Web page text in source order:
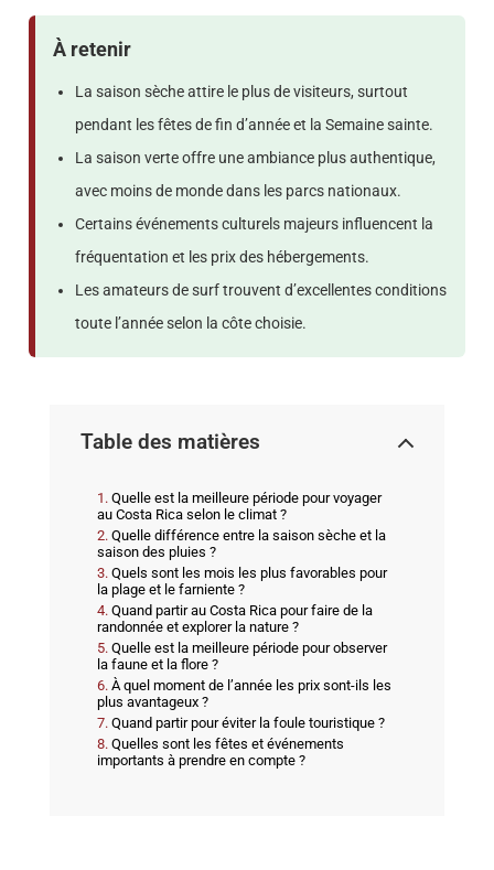
À retenir
La saison sèche attire le plus de visiteurs, surtout
pendant les fêtes de fin d’année et la Semaine sainte.
La saison verte offre une ambiance plus authentique,
avec moins de monde dans les parcs nationaux.
Certains événements culturels majeurs influencent la
fréquentation et les prix des hébergements.
Les amateurs de surf trouvent d’excellentes conditions
toute l’année selon la côte choisie.
Table des matières
Quelle est la meilleure période pour voyager
au Costa Rica selon le climat ?
Quelle différence entre la saison sèche et la
saison des pluies ?
Quels sont les mois les plus favorables pour
la plage et le farniente ?
Quand partir au Costa Rica pour faire de la
randonnée et explorer la nature ?
Quelle est la meilleure période pour observer
la faune et la flore ?
À quel moment de l’année les prix sont-ils les
plus avantageux ?
Quand partir pour éviter la foule touristique ?
Quelles sont les fêtes et événements
importants à prendre en compte ?